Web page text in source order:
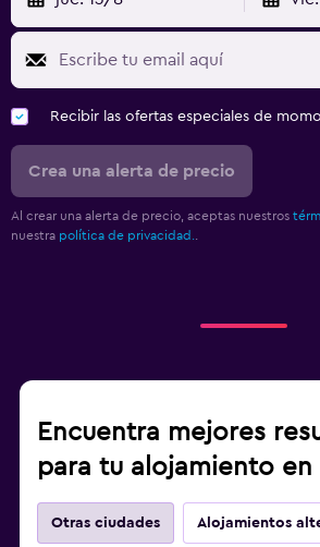
Recibir las ofertas especiales de
Crea una alerta de precio
Al crear una alerta de precio, aceptas nuestros
nuestra política de privacidad.
Encuentra mejores
para tu alojamiento en
Otras ciudades Alojamientos